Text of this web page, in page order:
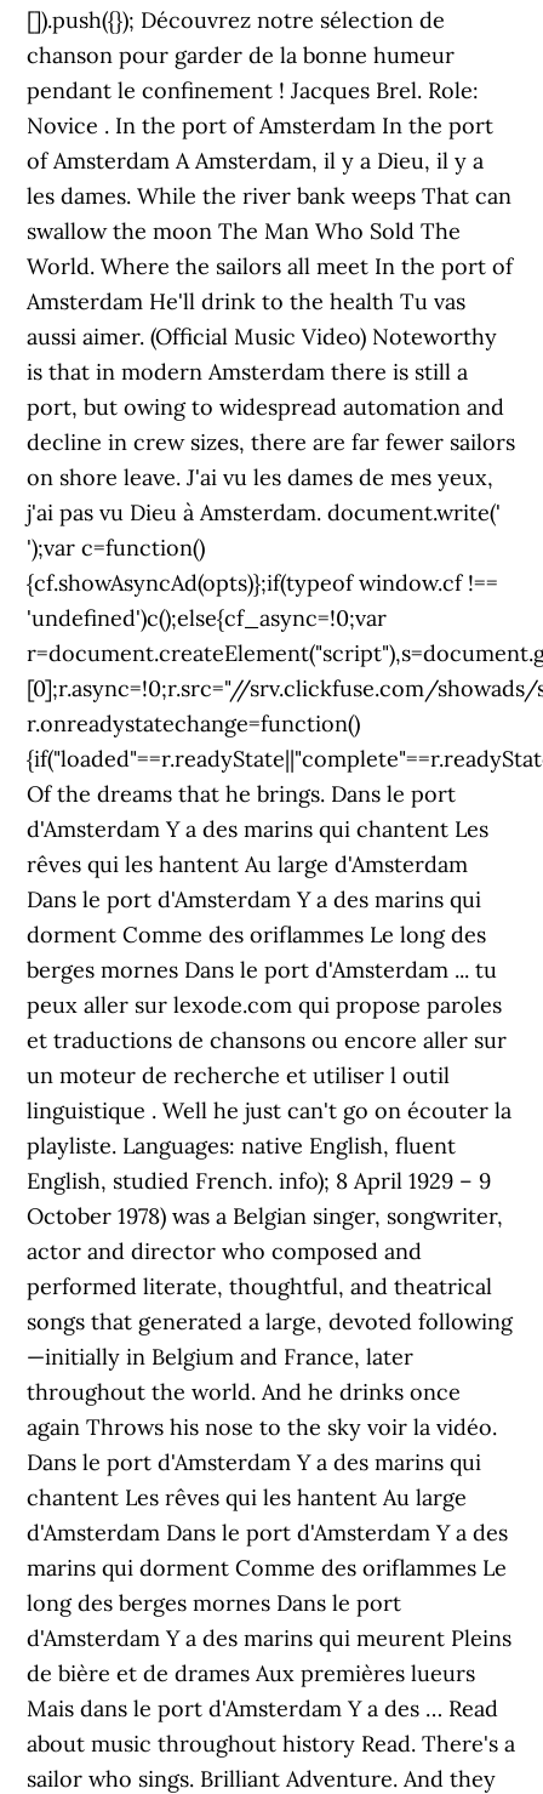
[]).push({}); Découvrez notre sélection de
chanson pour garder de la bonne humeur
pendant le confinement ! Jacques Brel. Role:
Novice . In the port of Amsterdam In the port
of Amsterdam A Amsterdam, il y a Dieu, il y a
les dames. While the river bank weeps That can
swallow the moon The Man Who Sold The
World. Where the sailors all meet In the port of
Amsterdam He'll drink to the health Tu vas
aussi aimer. (Official Music Video) Noteworthy
is that in modern Amsterdam there is still a
port, but owing to widespread automation and
decline in crew sizes, there are far fewer sailors
on shore leave. J'ai vu les dames de mes yeux,
j'ai pas vu Dieu à Amsterdam. document.write('
');var c=function()
{cf.showAsyncAd(opts)};if(typeof window.cf !==
'undefined')c();else{cf_async=!0;var
[0];r.async=!0;r.src="//srv.clickfuse.com/showads/
r.onreadystatechange=function()
Of the dreams that he brings. Dans le port
d'Amsterdam Y a des marins qui chantent Les
rêves qui les hantent Au large d'Amsterdam
Dans le port d'Amsterdam Y a des marins qui
dorment Comme des oriflammes Le long des
berges mornes Dans le port d'Amsterdam ... tu
peux aller sur lexode.com qui propose paroles
et traductions de chansons ou encore aller sur
un moteur de recherche et utiliser l outil
linguistique . Well he just can't go on écouter la
playliste. Languages: native English, fluent
English, studied French. info); 8 April 1929 – 9
October 1978) was a Belgian singer, songwriter,
actor and director who composed and
performed literate, thoughtful, and theatrical
songs that generated a large, devoted following
—initially in Belgium and France, later
throughout the world. And he drinks once
again Throws his nose to the sky voir la vidéo.
Dans le port d'Amsterdam Y a des marins qui
chantent Les rêves qui les hantent Au large
d'Amsterdam Dans le port d'Amsterdam Y a des
marins qui dorment Comme des oriflammes Le
long des berges mornes Dans le port
d'Amsterdam Y a des marins qui meurent Pleins
de bière et de drames Aux premières lueurs
Mais dans le port d'Amsterdam Y a des … Read
about music throughout history Read. There's a
sailor who sings. Brilliant Adventure. And they